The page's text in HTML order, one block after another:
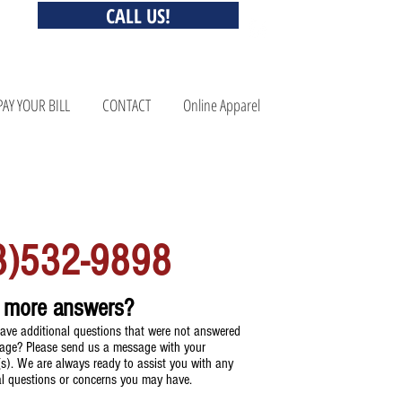
CALL US!
YOUR BILL CONTACT Online Apparel
9898
answers?
additional questions that were not answered
Please send us a message with your
We are always ready to assist you with any
questions or concerns you may have.